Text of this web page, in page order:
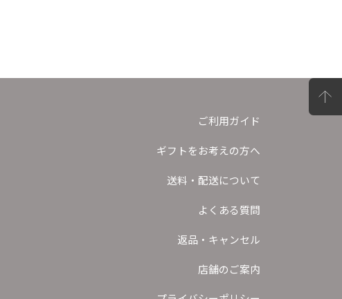
ご利用ガイド
ギフトをお考えの方へ
送料・配送について
よくある質問
返品・キャンセル
店舗のご案内